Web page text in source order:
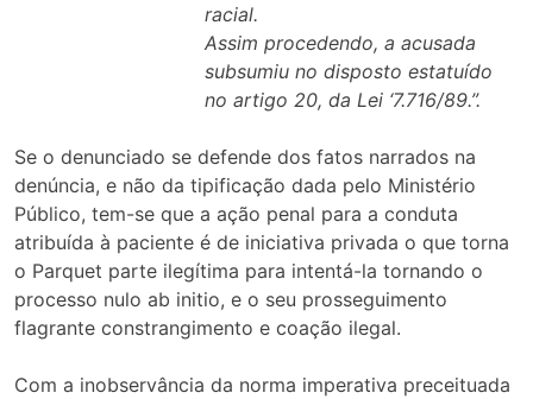
racial.
Assim procedendo, a acusada
subsumiu no disposto estatuído
no artigo 20, da Lei ‘7.716/89.”.
Se o denunciado se defende dos fatos narrados na
denúncia, e não da tipificação dada pelo Ministério
Público, tem-se que a ação penal para a conduta
atribuída à paciente é de iniciativa privada o que torna
o Parquet parte ilegítima para intentá-la tornando o
processo nulo ab initio, e o seu prosseguimento
flagrante constrangimento e coação ilegal.
Com a inobservância da norma imperativa preceituada